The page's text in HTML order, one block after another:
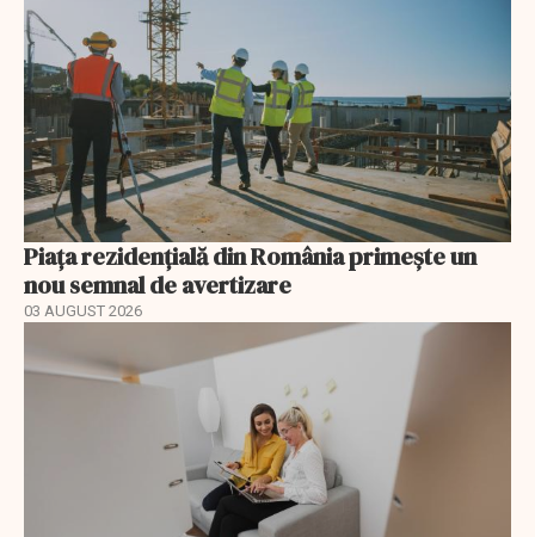
Piața rezidențială din România primește un
nou semnal de avertizare
03 AUGUST 2026